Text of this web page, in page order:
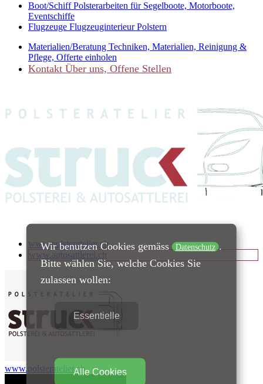
Boot/SchiffPolsterarbeiten für Segelboote, Motorboote,
Eventschiffe
Flugzeuge Flugzeuginterieur Polstern
Materialien/Beratung Techniken, Materialien, Reinigung &
Pflege, Offerte einholen
Kontakt Über uns, Offene Stellen
www.polsteratelier.ch
www.autosattlerei.ch
www.polsteratelier.ch
Wir benutzen Cookies gemäss Datenschutz .
Bitte wählen Sie, welche Cookies Sie
zulassen wollen:
Essentielle
Alle Cookies